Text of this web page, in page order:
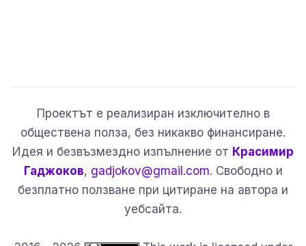
Проектът е реализиран изключително в
обществена полза, без никакво финансиране.
Идея и безвъзмездно изпълнение от Красимир
Гаджоков, gadjokov@gmail.com. Свободно и
безплатно ползване при цитиране на автора и
уебсайта.